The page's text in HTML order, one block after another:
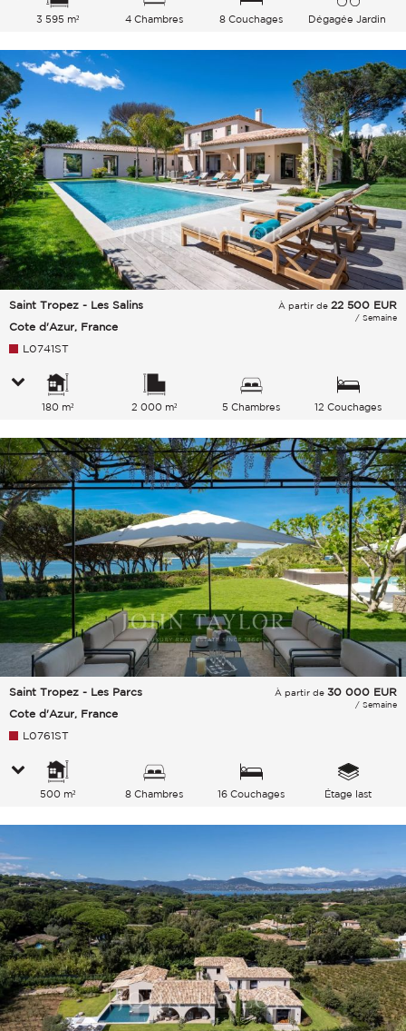
3 595 m² 4 Chambres 8 Couchages Dégagée Jardin
Saint Tropez - Les Salins
Cote d'Azur, France
À partir de 22 500 EUR
/ Semaine
L0741ST
180 m² 2 000 m² 5 Chambres 12 Couchages
Saint Tropez - Les Parcs
Cote d'Azur, France
À partir de 30 000 EUR
/ Semaine
L0761ST
500 m² 8 Chambres 16 Couchages Étage last